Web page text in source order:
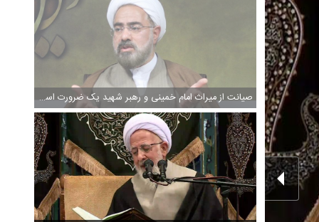
صیانت از میراث امام خمینی و رهبر شهید یک ضرورت است / انتقام در شرایط مناسب و با حفظ مصونیت نظام و جامعه اسلامی، محفوظ است